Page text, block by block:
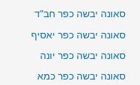
סאונה יבשה כפר חב"ד
סאונה יבשה כפר יאסיף
סאונה יבשה כפר יונה
סאונה יבשה כפר כמא